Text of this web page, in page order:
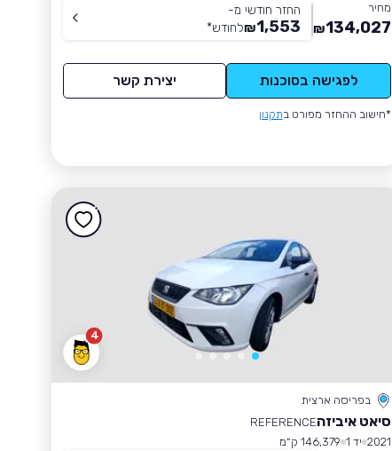
מחיר
134,027
₪
החזר חודשי מ-
1,553
₪לחודש*
לפגישה בסוכנות יצירת קשר
*חישוב ההחזר מפורט בתקנון
4
בפריסה ארצית
סיאט איביזהREFERENCE
2021 יד 1
146,379 ק״מ